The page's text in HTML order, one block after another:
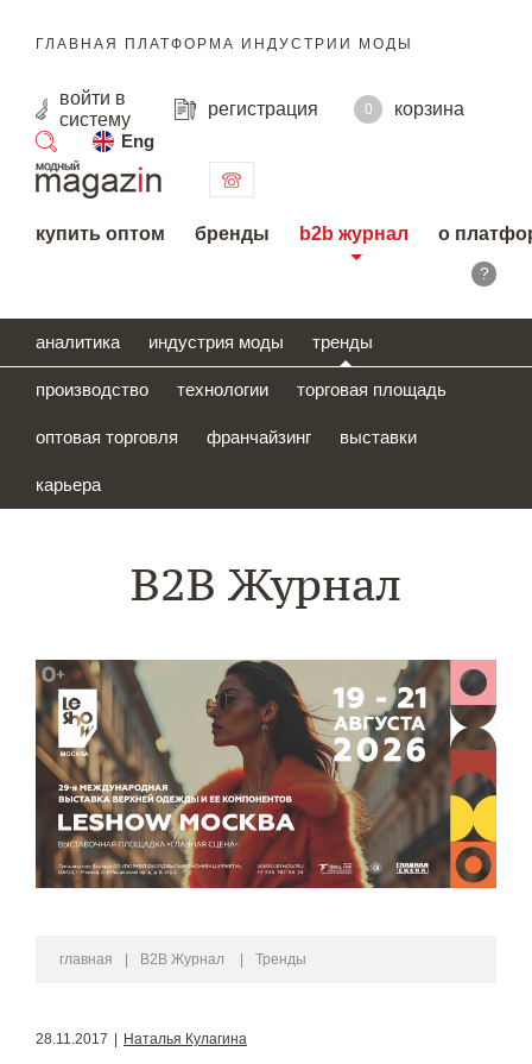
ГЛАВНАЯ ПЛАТФОРМА ИНДУСТРИИ МОДЫ
войти в
систему
регистрация 0
корзина
Eng
поиск
купить оптом бренды b2b журнал о
?
аналитика индустрия моды тренды
производство технологии торговая площадь
оптовая торговля франчайзинг выставки
карьера
B2B Журнал
главная B2B Журнал Тренды
28.11.2017 Наталья Кулагина